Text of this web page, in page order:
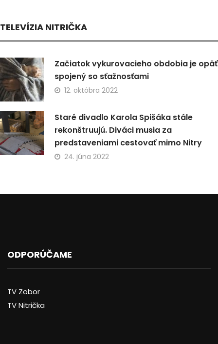
TELEVÍZIA NITRIČKA
Začiatok vykurovacieho obdobia je opäť
spojený so sťažnosťami
12. októbra 2022
Staré divadlo Karola Spišáka stále
rekonštruujú. Diváci musia za
predstaveniami cestovať mimo Nitry
24. júna 2022
ODPORÚČAME
TV Zobor
TV Nitrička